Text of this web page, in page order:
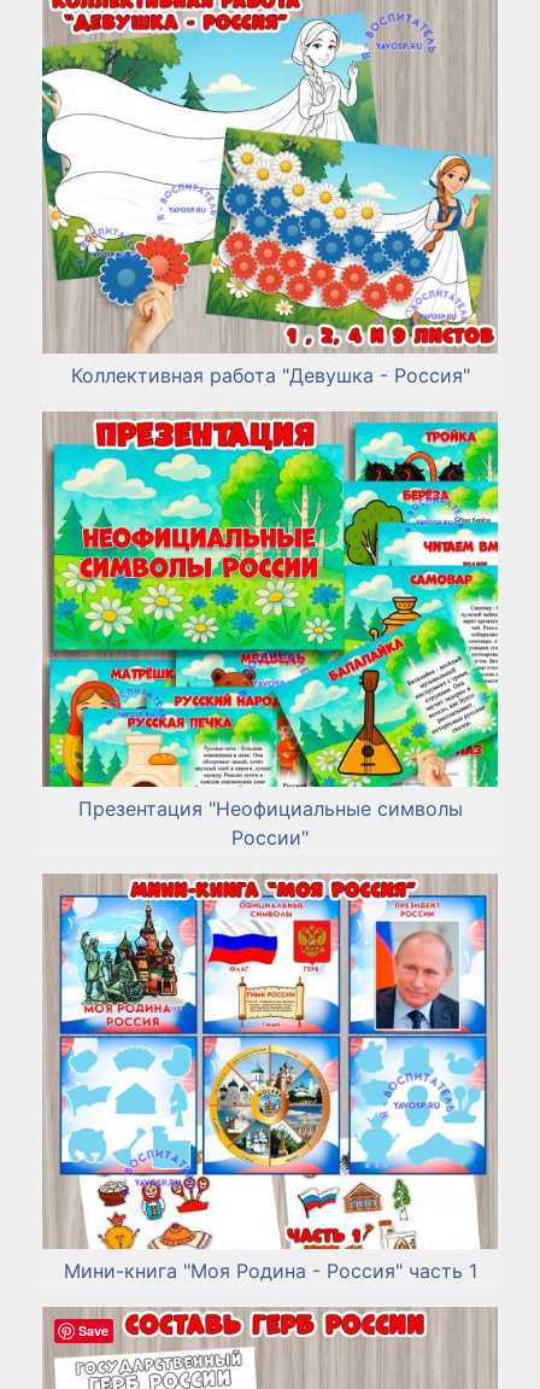
Коллективная работа "Девушка - Россия"
Презентация "Неофициальные символы
России"
Мини-книга "Моя Родина - Россия" часть 1
Save